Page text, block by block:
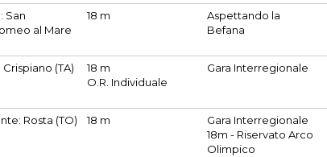
San
al Mare
18 m
Aspettando la
Befana
Crispiano (TA)
18 m
O.R. Individuale
Gara Interregionale
Rosta (TO) 18 m
Gara Interregionale
18m - Riservato Arco
Olimpico